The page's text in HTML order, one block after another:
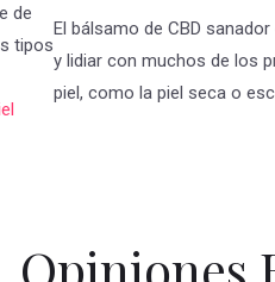
de
tipos
El bálsamo de CBD
y lidiar con muchos de los
piel, como la piel seca o